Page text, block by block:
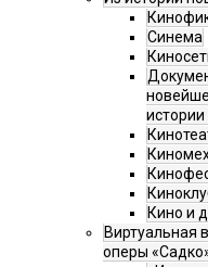
Синема
Кино и
Виртуальная
оперы